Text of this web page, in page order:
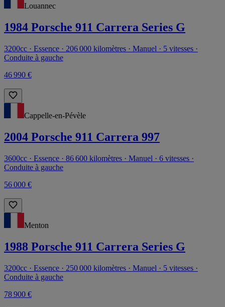
Louannec
1984 Porsche 911 Carrera Series G
3200cc · Essence · 206 000 kilomètres · Manuel · 5 vitesses ·
Conduite à gauche
46 990 €
Cappelle-en-Pévèle
2004 Porsche 911 Carrera 997
3600cc · Essence · 86 600 kilomètres · Manuel · 6 vitesses ·
Conduite à gauche
56 000 €
Menton
1988 Porsche 911 Carrera Series G
3200cc · Essence · 250 000 kilomètres · Manuel · 5 vitesses ·
Conduite à gauche
78 900 €